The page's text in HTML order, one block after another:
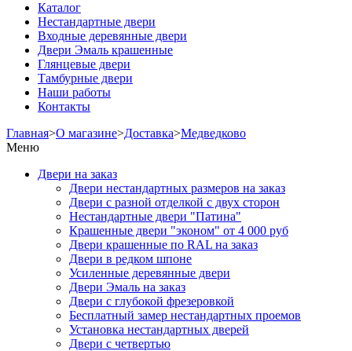
Каталог
Нестандартные двери
Входные деревянные двери
Двери Эмаль крашенные
Глянцевые двери
Тамбурные двери
Наши работы
Контакты
Главная>О магазине>Доставка>Медведково
Меню
Двери на заказ
Двери нестандартных размеров на заказ
Двери с разной отделкой с двух сторон
Нестандартные двери "Патина"
Крашенные двери "эконом" от 4 000 руб
Двери крашенные по RAL на заказ
Двери в редком шпоне
Усиленные деревянные двери
Двери Эмаль на заказ
Двери с глубокой фрезеровкой
Бесплатный замер нестандартных проемов
Установка нестандартных дверей
Двери с четвертью